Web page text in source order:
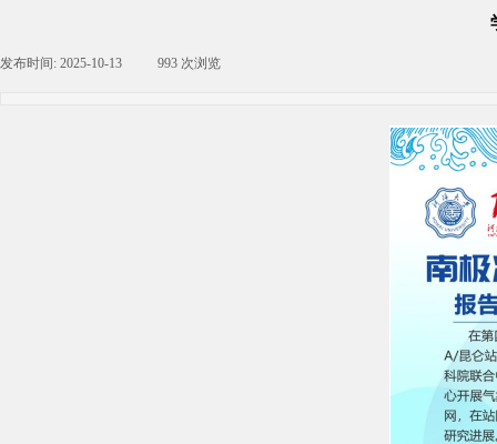
发布时间: 2025-10-13 993 次浏览